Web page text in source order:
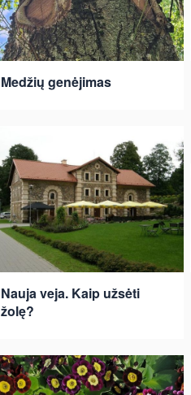
Medžių genėjimas
Nauja veja. Kaip užsėti
žolę?